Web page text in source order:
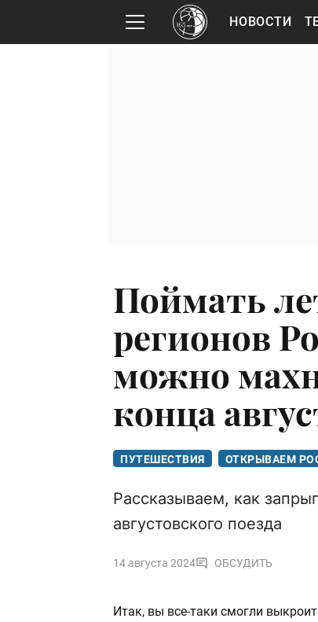
НОВОСТИ
Поймать
регионов
можно
конца
ПУТЕШЕСТВИЯ ОТКРЫВАЕМ
Рассказываем, как
августовского поезда
14 августа 2024 ОБСУДИТЬ
Итак, вы все-таки смогли